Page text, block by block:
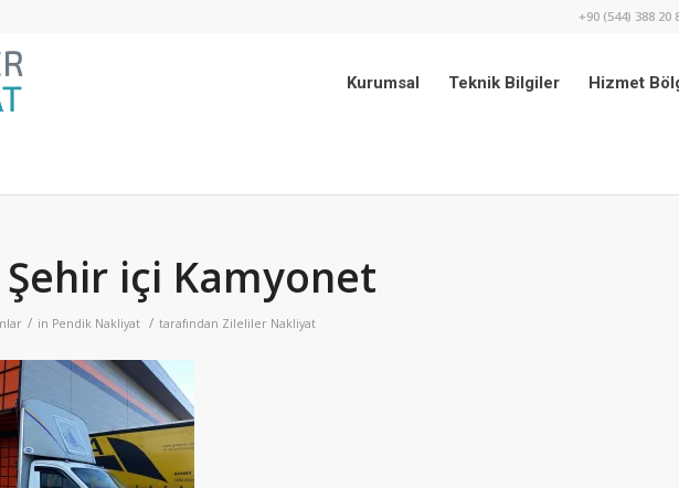
+90 (544) 388 20
Kurumsal Teknik Bilgiler Hizmet
içi Kamyonet
/ in Pendik Nakliyat / tarafından Zileliler Nakliyat